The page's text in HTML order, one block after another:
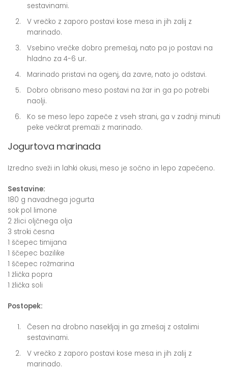
sestavinami.
V vrečko z zaporo postavi kose mesa in jih zalij z
marinado.
Vsebino vrečke dobro premešaj, nato pa jo postavi na
hladno za 4-6 ur.
Marinado pristavi na ogenj, da zavre, nato jo odstavi.
Dobro obrisano meso postavi na žar in ga po potrebi
naolji.
Ko se meso lepo zapeče z vseh strani, ga v zadnji minuti
peke večkrat premaži z marinado.
Jogurtova marinada
Izredno sveži in lahki okusi, meso je sočno in lepo zapečeno.
Sestavine:
180 g navadnega jogurta
sok pol limone
2 žlici oljčnega olja
3 stroki česna
1 ščepec timijana
1 ščepec bazilike
1 ščepec rožmarina
1 žlička popra
1 žlička soli
Postopek:
Česen na drobno nasekljaj in ga zmešaj z ostalimi
sestavinami.
V vrečko z zaporo postavi kose mesa in jih zalij z
marinado.